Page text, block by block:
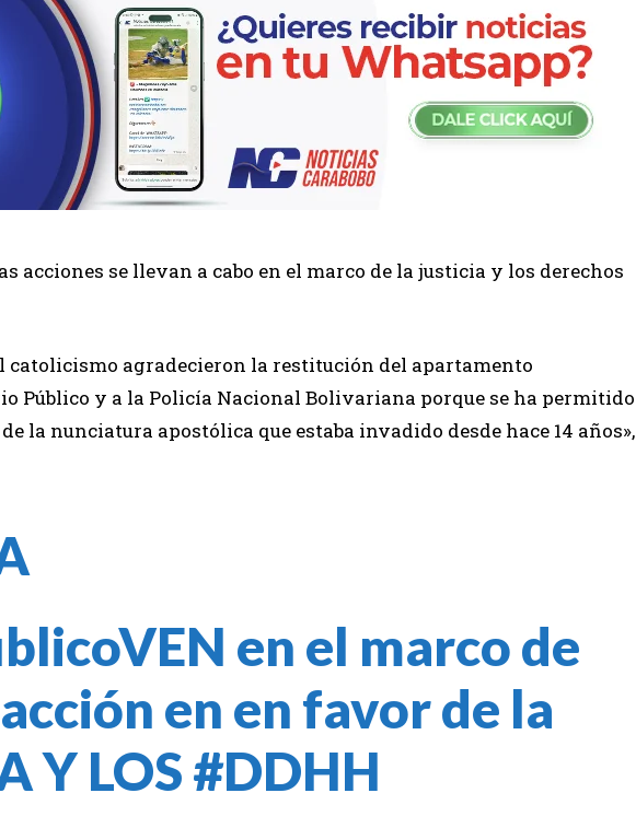
acciones se llevan a cabo en el marco de la justicia y los derechos
catolicismo agradecieron la restitución del apartamento
Público y a la Policía Nacional Bolivariana porque se ha permitido
la nunciatura apostólica que estaba invadido desde hace 14 años»,
en el marco de
en en favor de la
Y LOS#DDHH